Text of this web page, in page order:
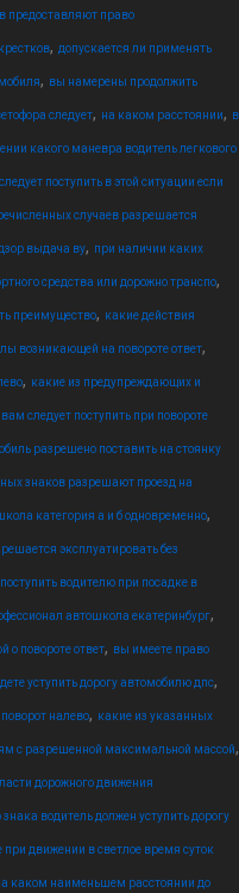
предоставляют право
, допускается ли применять
, вы намерены продолжить
следует, на каком расстоянии, в
какого маневра водитель легкового
поступить в этой ситуации если
случаев разрешается
выдача ву, при наличии каких
средства или дорожно транспо,
преимущество, какие действия
возникающей на повороте ответ,
, какие из предупреждающих и
следует поступить при повороте
разрешено поставить на стоянку
знаков разрешают проезд на
категория а и б одновременно,
эксплуатировать без
водителю при посадке в
автошкола екатеринбург,
о повороте ответ, вы имеете право
уступить дорогу автомобилю дпс,
налево, какие из указанных
с разрешенной максимальной массой,
дорожного движения
водитель должен уступить дорогу
при движении в светлое время суток
каком наименьшем расстоянии до